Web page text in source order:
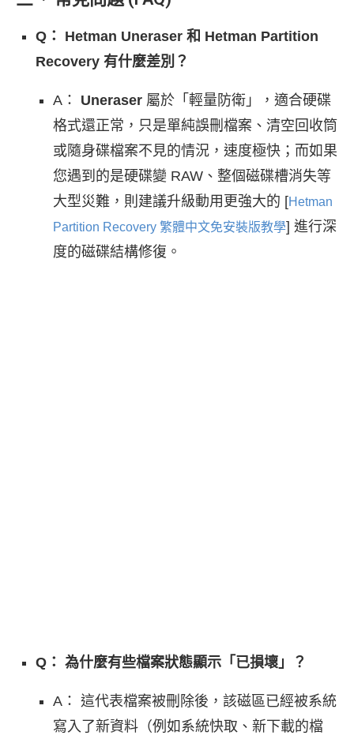
Q： Hetman Uneraser 和 Hetman Partition
Recovery 有什麼差別？
A： Uneraser 屬於「輕量防衛」，適合硬碟
格式還正常，只是單純誤刪檔案、清空回收筒
或隨身碟檔案不見的情況，速度極快；而如果
您遇到的是硬碟變 RAW、整個磁碟槽消失等
大型災難，則建議升級動用更強大的 [Hetman
Partition Recovery 繁體中文免安裝版教學] 進行深
度的磁碟結構修復。
Q： 為什麼有些檔案狀態顯示「已損壞」？
A： 這代表檔案被刪除後，該磁區已經被系統
寫入了新資料（例如系統快取、新下載的檔